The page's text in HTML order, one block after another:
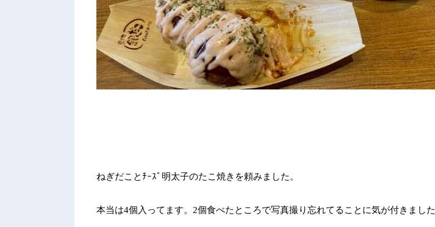
ねぎだことﾁｰｽﾞ明太子のたこ焼きを頼みました。
本当は4個入ってます。 2個食べたところで写真撮り忘れてることに気が付きました